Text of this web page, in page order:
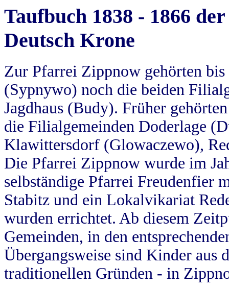
Taufbuch 1838 - 1866
Deutsch Krone
Zur Pfarrei Zippnow gehörten
(Sypnywo) noch die beiden
Jagdhaus (Budy). Früher
die Filialgemeinden Doderlage
Klawittersdorf (Glowaczewo),
Die Pfarrei Zippnow wurde im
selbständige Pfarrei Freudenfier
Stabitz und ein Lokalvikariat
wurden errichtet. Ab diesem
Gemeinden, in den
Übergangsweise sind Kinder aus
traditionellen Gründen - in